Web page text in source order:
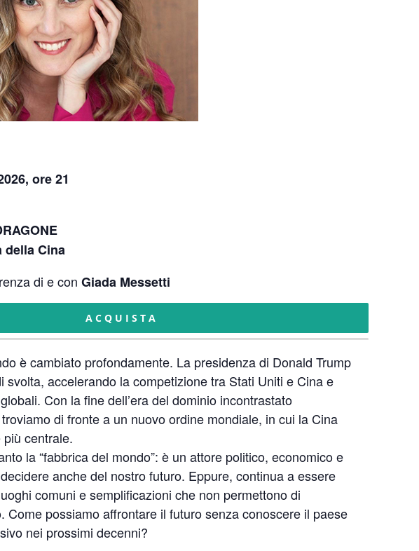
ore 21
della Cina
di e conGiada Messetti
ACQUISTA
è cambiato profondamente. La presidenza di Donald Trump
svolta, accelerando la competizione tra Stati Uniti e Cina e
Con la fine dell’era del dominio incontrastato
di fronte a un nuovo ordine mondiale, in cui la Cina
centrale.
la “fabbrica del mondo”: è un attore politico, economico e
anche del nostro futuro. Eppure, continua a essere
comuni e semplificazioni che non permettono di
Come possiamo affrontare il futuro senza conoscere il paese
nei prossimi decenni?